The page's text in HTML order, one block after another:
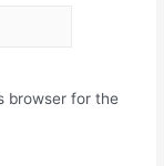
browser for the